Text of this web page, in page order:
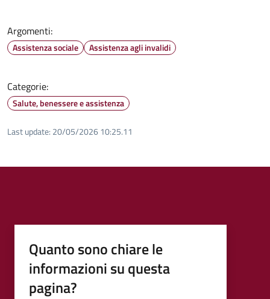
Argomenti:
Assistenza sociale Assistenza agli invalidi
Categorie:
Salute, benessere e assistenza
Last update: 20/05/2026 10:25.11
Quanto sono chiare le
informazioni su questa
pagina?